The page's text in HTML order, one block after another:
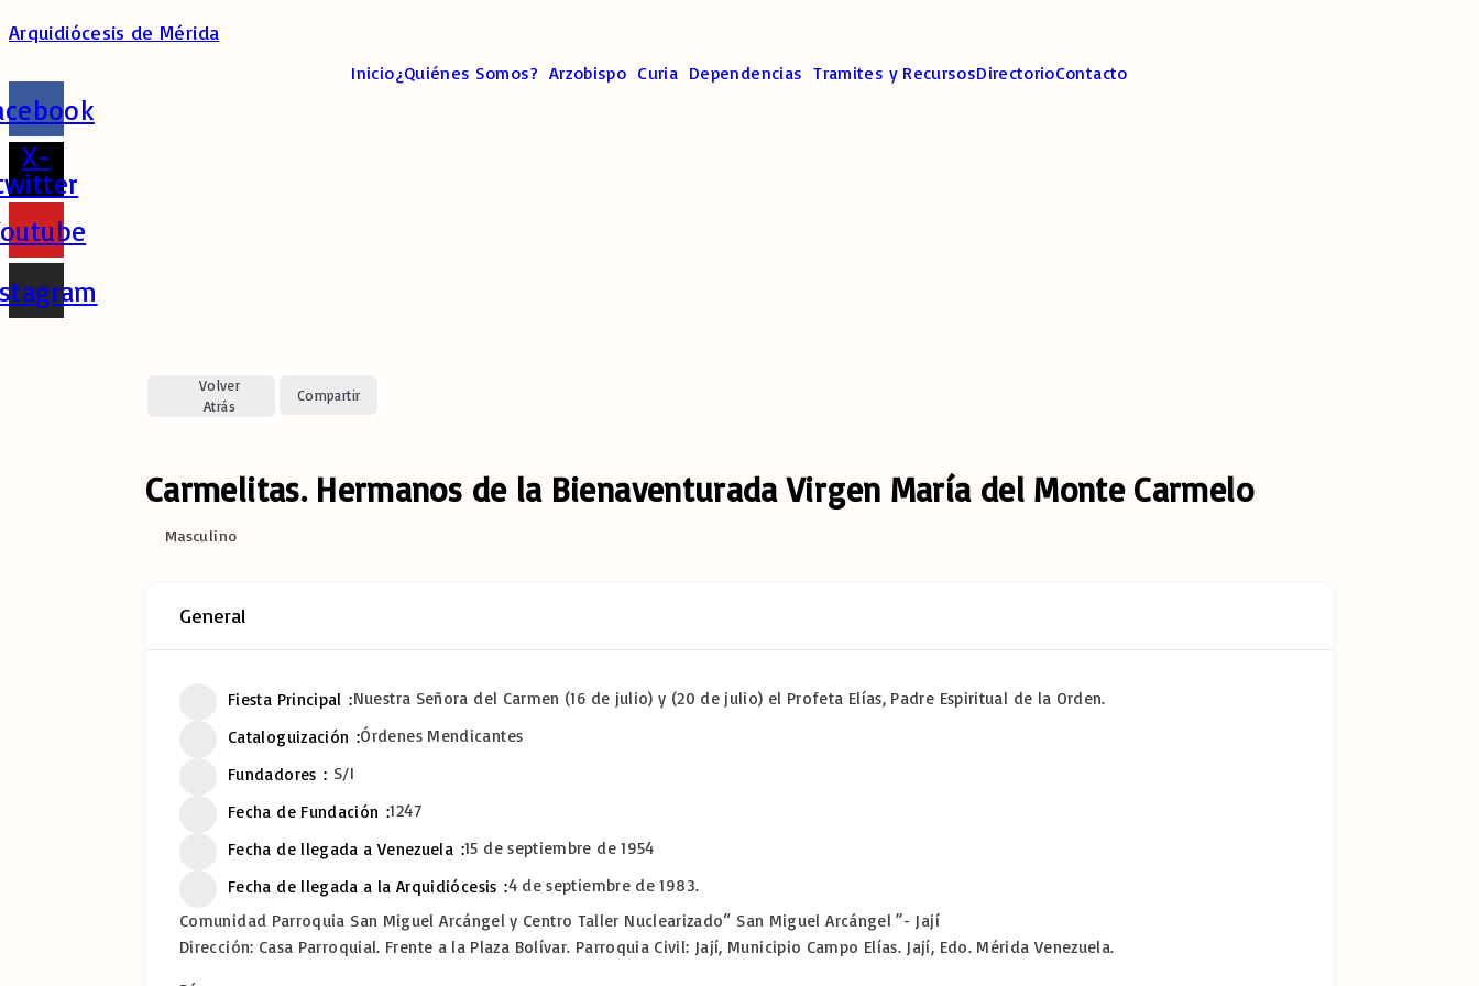
Arquidiócesis de Mérida
Inicio¿Quiénes Somos? Arzobispo Curia Dependencias Tramites y RecursosDirectorioContacto
X-
Volver
Atrás
Compartir
Carmelitas. Hermanos de la Bienaventurada Virgen María del Monte Carmelo
Masculino
General
Fiesta Principal
Nuestra Señora del Carmen (16 de julio) y (20 de julio) el Profeta Elías, Padre Espiritual de la Orden.
Cataloguización
Órdenes Mendicantes
Fundadores
S/I
Fecha de Fundación
1247
Fecha de llegada a Venezuela 15 de septiembre de 1954
Fecha de llegada a la Arquidiócesis 4 de septiembre de 1983.
Comunidad Parroquia San Miguel Arcángel y Centro Taller Nuclearizado“ San Miguel Arcángel ”- Jají
Dirección: Casa Parroquial. Frente a la Plaza Bolívar. Parroquia Civil: Jají, Municipio Campo Elías. Jají, Edo. Mérida Venezuela.